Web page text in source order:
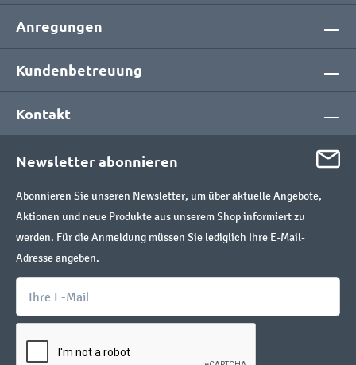
Anregungen
Kundenbetreuung
Kontakt
Newsletter abonnieren
Abonnieren Sie unseren Newsletter, um über aktuelle Angebote,
Aktionen und neue Produkte aus unserem Shop informiert zu
werden. Für die Anmeldung müssen Sie lediglich Ihre E-Mail-
Adresse angeben.